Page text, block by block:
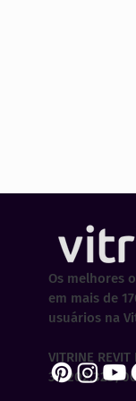
Os melhores
em mais de
usuários na
VITRINE REVIT
30.202.323/